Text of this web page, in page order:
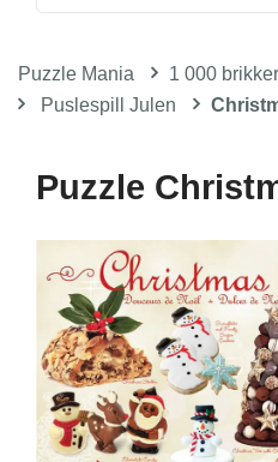
Puzzle Mania 1 000 brikker
Puslespill Julen
Puzzle